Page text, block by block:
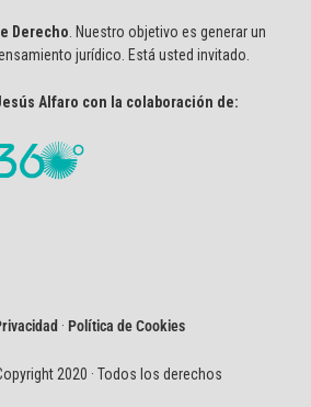
Derecho . Nuestro objetivo es generar un
jurídico. Está usted invitado.
Alfaro con la colaboración de:
·Política de Cookies
2020 · Todos los derechos